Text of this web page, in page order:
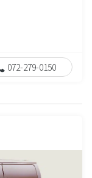
072-279-0150